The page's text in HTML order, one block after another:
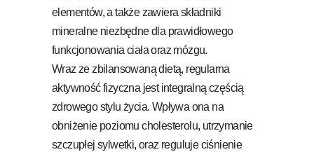
elementów, a także zawiera składniki
mineralne niezbędne dla prawidłowego
funkcjonowania ciała oraz mózgu.
Wraz ze zbilansowaną dietą, regularna
aktywność fizyczna jest integralną częścią
zdrowego stylu życia. Wpływa ona na
obniżenie poziomu cholesterolu, utrzymanie
szczupłej sylwetki, oraz reguluje ciśnienie